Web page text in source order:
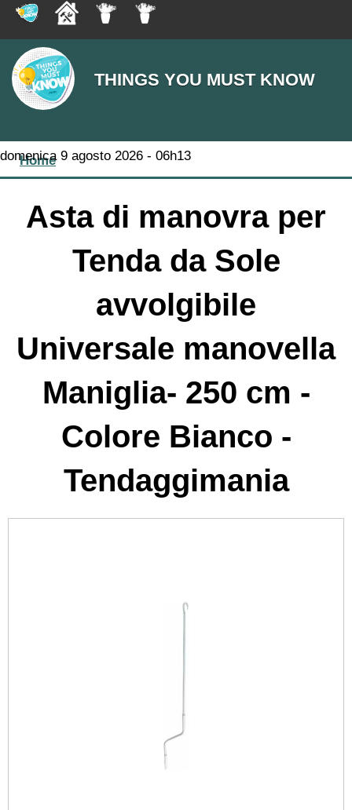
THINGS YOU MUST KNOW
domenica 9 agosto 2026 - 06h13
You are here
Home
Asta di manovra per
Tenda da Sole
avvolgibile
Universale manovella
Maniglia- 250 cm -
Colore Bianco -
Tendaggimania